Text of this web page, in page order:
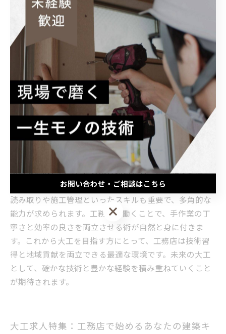
長期的なキャリア形成に不可欠な要素となっています。
未来の大工へ贈る言葉：工務店で学ぶ魅力と可
能性
工務店での大工仕事は、単なる作業以上の価値がありま
す。日本の伝統技術を守りながらも、最新の建築工法を
取り入れることで、質の高い住宅や建物の建設が実現さ
れています。工務店は地域に根ざした存在であり、現場
での実践を通じて大工は木材の特性や加工技術、精密な
組み立て方法を身につけることができます。例えば、木
組みや刻みといった伝統的な技術から、耐震性を考慮し
た新しい工法まで幅広く経験できます。また、設計図の
読み取りや施工管理といったスキルも重要で、多角的な
能力が求められます。工務店で働くことで、手作業の丁
寧さと効率の良さを両立させる術が自然と身に付きま
す。これから大工を目指す方にとって、工務店は技術習
得と地域貢献を両立できる最適な環境です。未来の大工
として、確かな技術と豊かな経験を積み重ねていくこと
が期待されます。
大工求人特集：工務店で始めるあなたの建築キ
お問い合わせ・ご相談はこちら
お問い合わせ・ご相談はこちら